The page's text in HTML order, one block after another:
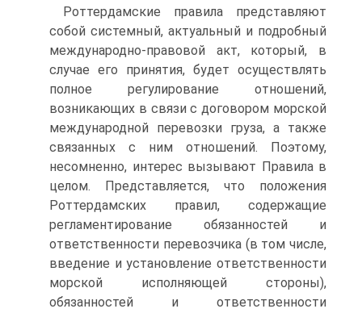
Роттердамские правила представляют
собой системный, актуальный и подробный
международно-правовой акт, который, в
случае его принятия, будет осуществлять
полное регулирование отношений,
возникающих в связи с договором морской
международной перевозки груза, а также
связанных с ним отношений. Поэтому,
несомненно, интерес вызывают Правила в
целом. Представляется, что положения
Роттердамских правил, содержащие
регламентирование обязанностей и
ответственности перевозчика (в том числе,
введение и установление ответственности
морской исполняющей стороны),
обязанностей и ответственности